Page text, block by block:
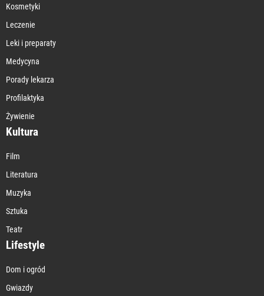
Kosmetyki
Leczenie
Leki i preparaty
Medycyna
Porady lekarza
Profilaktyka
Żywienie
Kultura
Film
Literatura
Muzyka
Sztuka
Teatr
Lifestyle
Dom i ogród
Gwiazdy